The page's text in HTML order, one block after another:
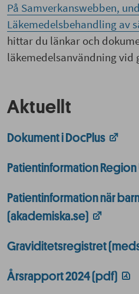
På Samverkanswebben,
Läkemedelsbehandling av
hittar du länkar och
läkemedelsanvändning
Aktuellt
Dokument i DocPlus
Patientinformation
Patientinformation när
(akademiska.se)
Graviditetsregistret
Årsrapport 2024 (pdf)